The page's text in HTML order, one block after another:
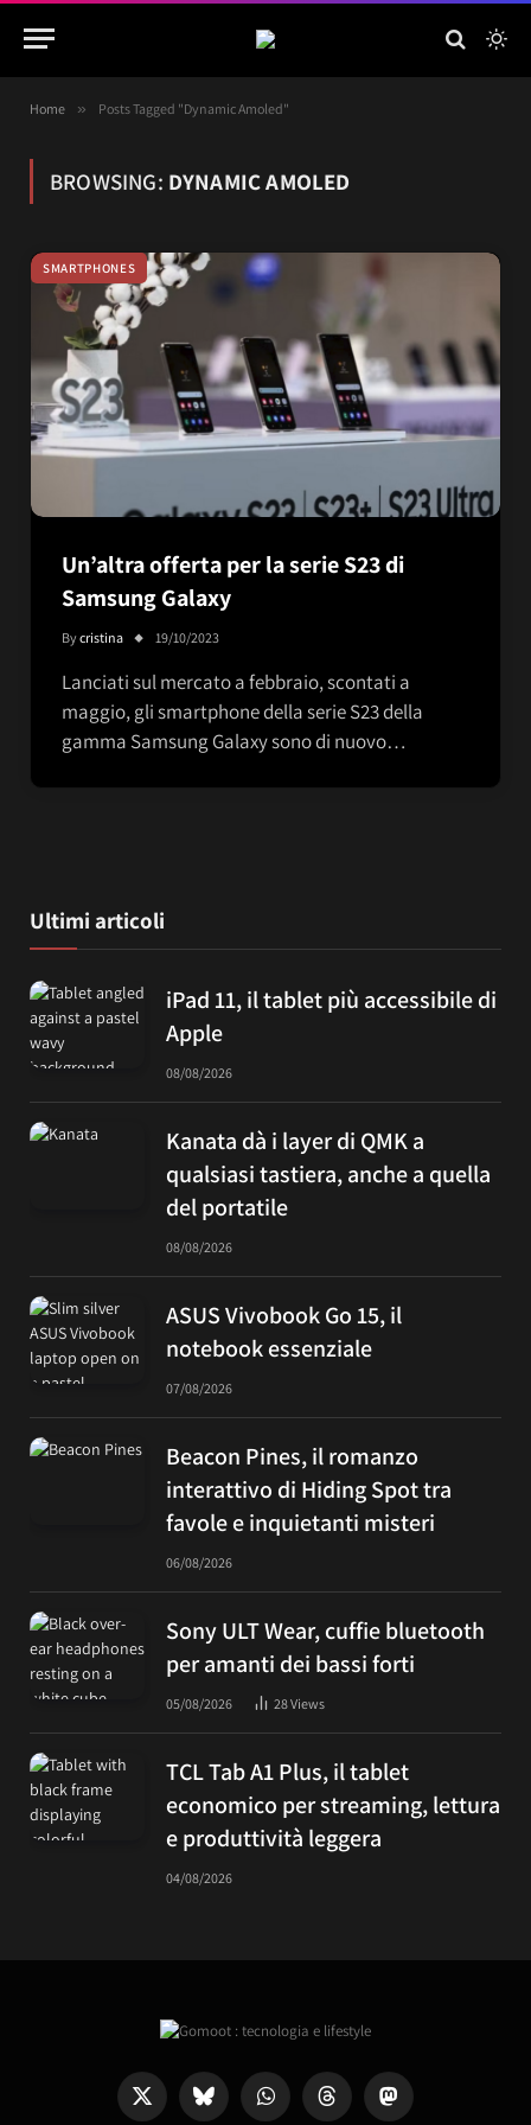
Home » Posts Tagged "Dynamic Amoled"
BROWSING: DYNAMIC AMOLED
SMARTPHONES
Un’altra offerta per la serie S23 di
Samsung Galaxy
Bycristina 19/10/2023
Lanciati sul mercato a febbraio, scontati a
maggio, gli smartphone della serie S23 della
gamma Samsung Galaxy sono di nuovo…
Ultimi articoli
iPad 11, il tablet più accessibile di
Apple
08/08/2026
Kanata dà i layer di QMK a
qualsiasi tastiera, anche a quella
del portatile
08/08/2026
ASUS Vivobook Go 15, il
notebook essenziale
07/08/2026
Beacon Pines, il romanzo
interattivo di Hiding Spot tra
favole e inquietanti misteri
06/08/2026
Sony ULT Wear, cuffie bluetooth
per amanti dei bassi forti
05/08/2026 28Views
TCL Tab A1 Plus, il tablet
economico per streaming, lettura
e produttività leggera
04/08/2026
X
Bluesky WhatsAppThreads Mastodon